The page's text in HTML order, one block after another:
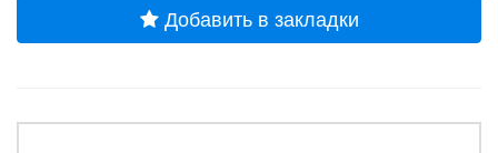
Добавить в закладки